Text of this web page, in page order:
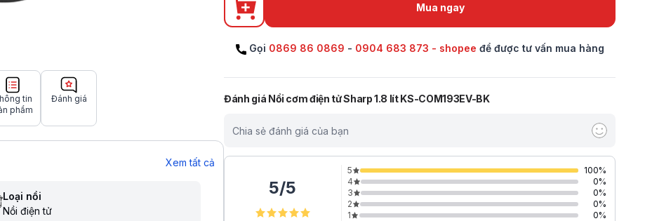
tin
phẩm
Đánh giá
Xem tất cả
Loại nồi
Nồi điện tử
Mua ngay
Gọi 0869 86 0869 - 0904 683 873 - shopee để được tư vấn mua hàng
Đánh giá Nồi cơm điện tử Sharp 1.8 lít KS-COM193EV-BK
Chia sẻ đánh giá của bạn
5/5
5 100%
4
0%
3
0%
2
0%
1
0%